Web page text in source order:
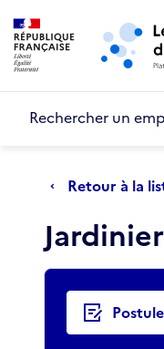
Aller au menu principal
Rechercher un
Retour à la
Actions